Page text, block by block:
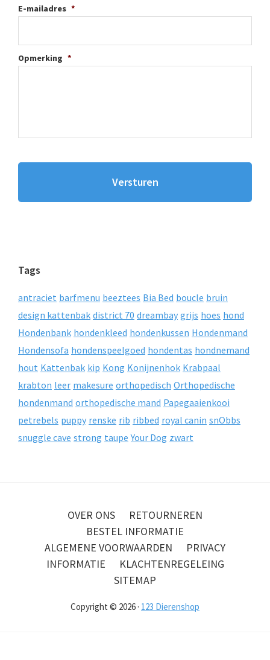
E-mailadres *
Opmerking *
Tags
antraciet barfmenu beeztees Bia Bed boucle bruin
design kattenbak district 70 dreambay grijs hoes hond
Hondenbank hondenkleed hondenkussen Hondenmand
Hondensofa hondenspeelgoed hondentas hondnemand
hout Kattenbak kip Kong Konijnenhok Krabpaal
krabton leer makesure orthopedisch Orthopedische
hondenmand orthopedische mand Papegaaienkooi
petrebels puppy renske rib ribbed royal canin snObbs
snuggle cave strong taupe Your Dog zwart
OVER ONS
RETOURNEREN
BESTEL INFORMATIE
ALGEMENE VOORWAARDEN
PRIVACY
INFORMATIE
KLACHTENREGELEING
SITEMAP
Copyright © 2026 · 123 Dierenshop